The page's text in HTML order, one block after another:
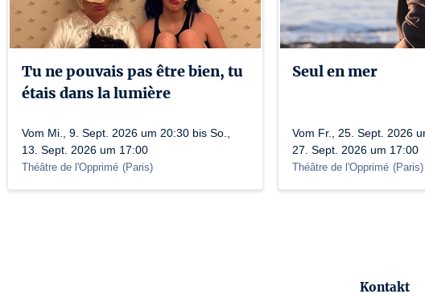
Tu ne pouvais pas être bien, tu
étais dans la lumière
Vom Mi., 9. Sept. 2026 um 20:30 bis So.,
13. Sept. 2026 um 17:00
Théâtre de l'Opprimé (Paris)
Seul en mer
Vom Fr., 25. Sept. 2026
27. Sept. 2026 um 17:00
Théâtre de l'Opprimé (Paris)
Kontakt